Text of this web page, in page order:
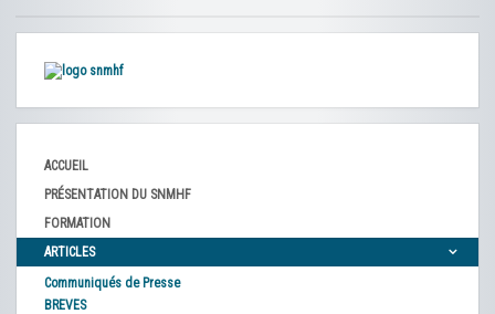
ACCUEIL
PRÉSENTATION DU SNMHF
FORMATION
ARTICLES
Communiqués de Presse
BREVES